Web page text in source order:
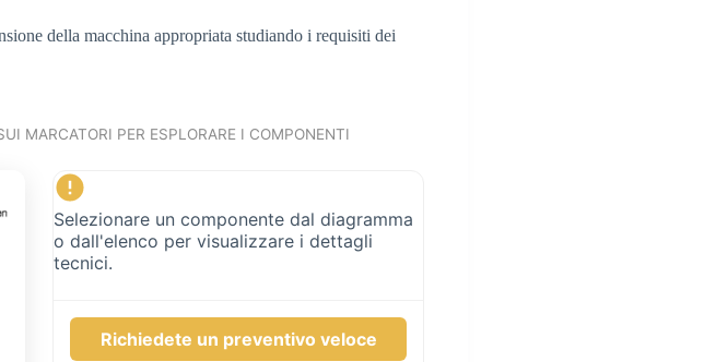
della macchina appropriata studiando i requisiti dei
MARCATORI PER ESPLORARE I COMPONENTI
Selezionare un componente dal diagramma
o dall'elenco per visualizzare i dettagli
tecnici.
Richiedete un preventivo veloce